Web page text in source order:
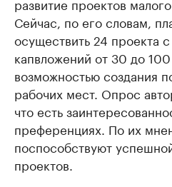
развитие проектов
Сейчас, по его словам,
осуществить 24 проекта
капвложений от 30 до
возможностью создания
рабочих мест. Опрос
что есть
преференциях. По их
поспособствуют
проектов.